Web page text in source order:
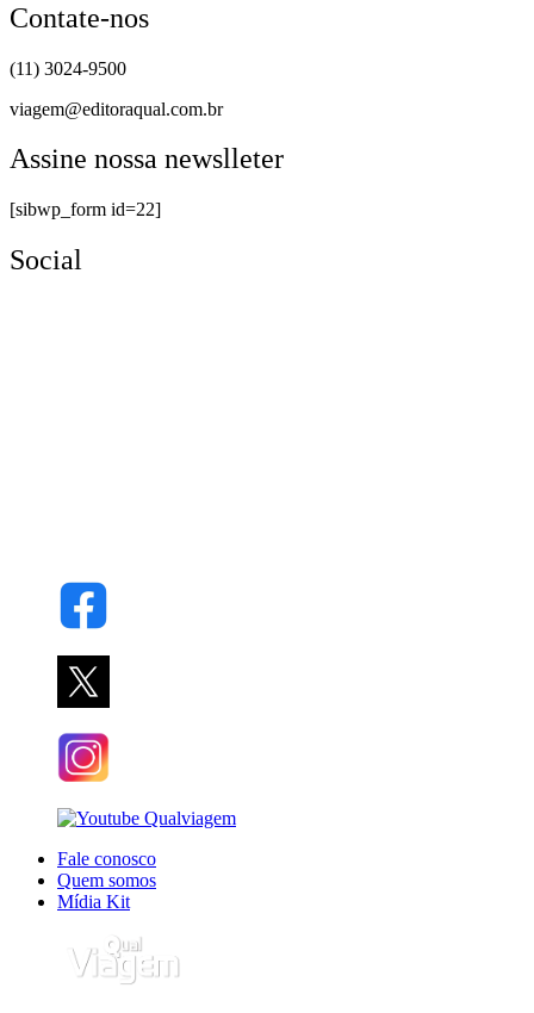
Contate-nos
(11) 3024-9500
viagem@editoraqual.com.br
Assine nossa newslleter
[sibwp_form id=22]
Social
Fale conosco
Quem somos
Mídia Kit